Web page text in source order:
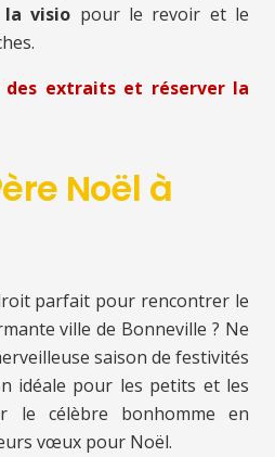
la visio pour le revoir et le
des extraits et réserver la
Noël à
parfait pour rencontrer le
ville de Bonneville ? Ne
saison de festivités
idéale pour les petits et les
le célèbre bonhomme en
vœux pour Noël.